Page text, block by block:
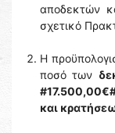
αποδεκτών
σχετικό
Η
ποσό των
και